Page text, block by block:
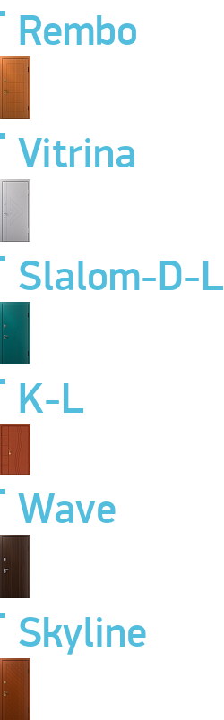
Rembo
Vitrina
Slalom-D-L
K-L
Wave
Skyline